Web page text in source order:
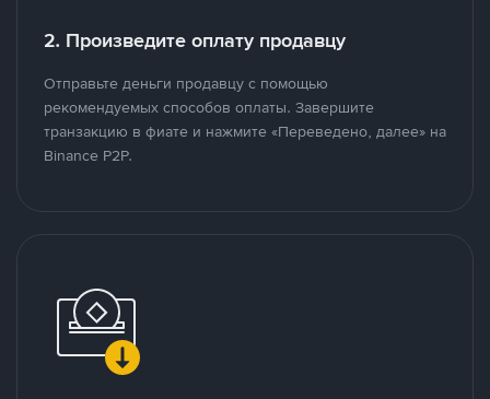
2. Произведите оплату продавцу
Отправьте деньги продавцу с помощью
рекомендуемых способов оплаты. Завершите
транзакцию в фиате и нажмите «Переведено, далее» на
Binance P2P.